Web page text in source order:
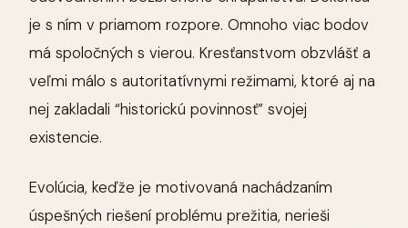
je s ním v priamom rozpore. Omnoho viac bodov
má spoločných s vierou. Kresťanstvom obzvlášť a
veľmi málo s autoritatívnymi režimami, ktoré aj na
nej zakladali “historickú povinnosť” svojej
existencie.
Evolúcia, keďže je motivovaná nachádzaním
úspešných riešení problému prežitia, nerieši